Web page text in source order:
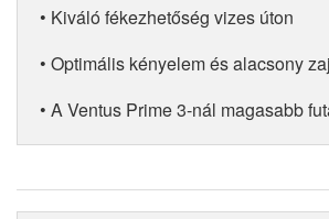
• Kiváló fékezhetőség vizes úton
• Optimális kényelem és alacsony
• A Ventus Prime 3-nál magasabb